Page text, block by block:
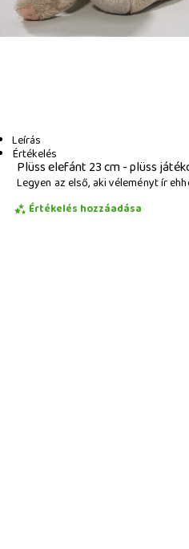
Leírás
Értékelés
Plüss elefánt 23 cm - plüss
Legyen az első, aki véleményt ír
Értékelés hozzáadása